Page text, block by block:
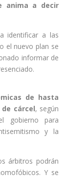
anima a decir
identificar a las
el nuevo plan se
informar de
de hasta
de cárcel, según
gobierno para
y la
árbitros podrán
Y se